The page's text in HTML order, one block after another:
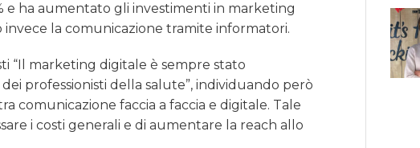
e ha aumentato gli investimenti in marketing
la comunicazione tramite informatori.
“Il marketing digitale è sempre stato
professionisti della salute”, individuando però
comunicazione faccia a faccia e digitale. Tale
i costi generali e di aumentare la reach allo